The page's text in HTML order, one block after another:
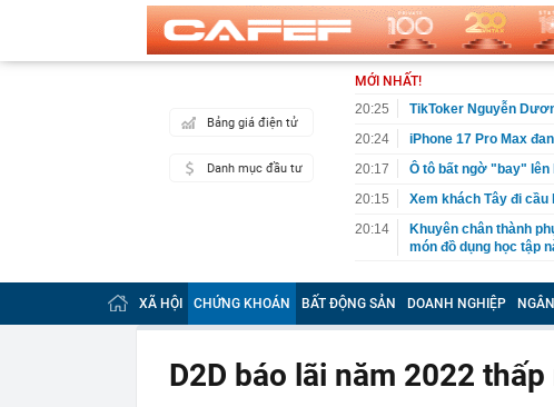
Bảng giá điện tử
Danh mục đầu tư
MỚI NHẤT!
20:25
TikToker Nguyễn
20:24
iPhone 17 Pro Max
20:17
Ô tô bất ngờ "bay"
20:15
Xem khách Tây đi cầu
20:14
Khuyên chân thành
món đồ dụng học tập
20:05
Ai là nạn nhân của
Đằng sau ánh hào
XÃ HỘI CHỨNG KHOÁN BẤT ĐỘNG SẢN DOANH NGHIỆP
D2D báo lãi năm 2022